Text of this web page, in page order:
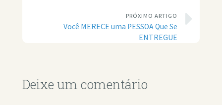
PRÓXIMO ARTIGO
Você MERECE uma PESSOA Que Se
ENTREGUE
Deixe um comentário